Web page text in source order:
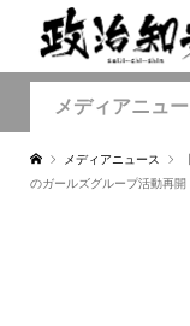
メディアニュ
メディアニュース
のガールズグループ活動再開